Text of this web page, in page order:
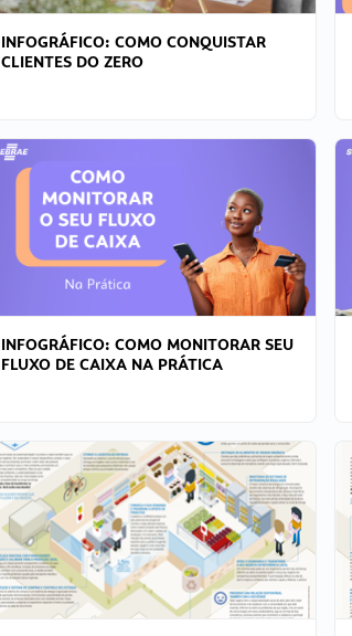
INFOGRÁFICO: COMO CONQUISTAR
CLIENTES DO ZERO
INFOGRÁFICO: COMO MONITORAR SEU
FLUXO DE CAIXA NA PRÁTICA